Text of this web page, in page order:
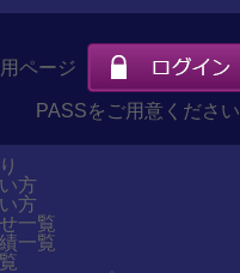
ページ
PASSをご用意ください
方
方
一覧
一覧